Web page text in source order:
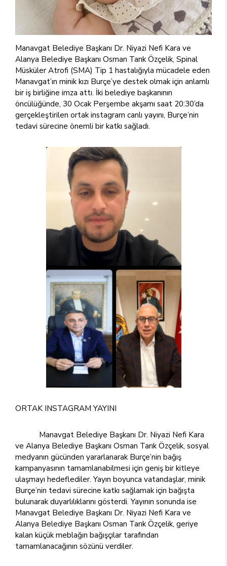
Manavgat Belediye Başkanı Dr. Niyazi Nefi Kara ve
Alanya Belediye Başkanı Osman Tarık Özçelik, Spinal
Müsküler Atrofi (SMA) Tip 1 hastalığıyla mücadele eden
Manavgat’ın minik kızı Burçe’ye destek olmak için anlamlı
bir iş birliğine imza attı. İki belediye başkanının
öncülüğünde, 30 Ocak Perşembe akşamı saat 20:30’da
gerçekleştirilen ortak instagram canlı yayını, Burçe’nin
tedavi sürecine önemli bir katkı sağladı.
ORTAK INSTAGRAM YAYINI
Manavgat Belediye Başkanı Dr. Niyazi Nefi Kara
ve Alanya Belediye Başkanı Osman Tarık Özçelik, sosyal
medyanın gücünden yararlanarak Burçe’nin bağış
kampanyasının tamamlanabilmesi için geniş bir kitleye
ulaşmayı hedeflediler. Yayın boyunca vatandaşlar, minik
Burçe’nin tedavi sürecine katkı sağlamak için bağışta
bulunarak duyarlılıklarını gösterdi. Yayının sonunda ise
Manavgat Belediye Başkanı Dr. Niyazi Nefi Kara ve
Alanya Belediye Başkanı Osman Tarık Özçelik, geriye
kalan küçük meblağın bağışçılar tarafından
tamamlanacağının sözünü verdiler.